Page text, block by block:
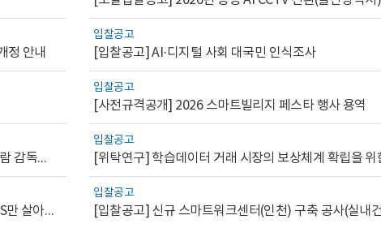
정 안내
[AI.GOV 이슈리포트 2026-1호]공공부문 AI 통제를 위한 사람 감독의 해외 사례 분석 및 시사점
[디지털서비스 이슈리포트2026-7] 워크플로우를 가진 SaaS만 살아남는다
입찰공고
[입찰공고] AI·디지털 사회 대국민 인식조사
입찰공고
[사전규격공개] 2026 스마트빌리지 페스타 행사 용역
입찰공고
입찰공고
[입찰공고] 신규 스마트워크센터(인천) 구축 공사(실내